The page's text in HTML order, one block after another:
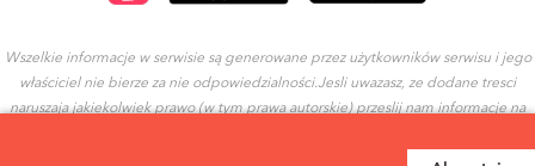
Wszelkie informacje w serwisie są generowane przez użytkowników serwisu i jego
właściciel nie bierze za nie odpowiedzialności.Jesli uwazasz, ze dodane tresci
naruszaja jakiekolwiek prawo (w tym prawa autorskie) przeslij nam informacje na